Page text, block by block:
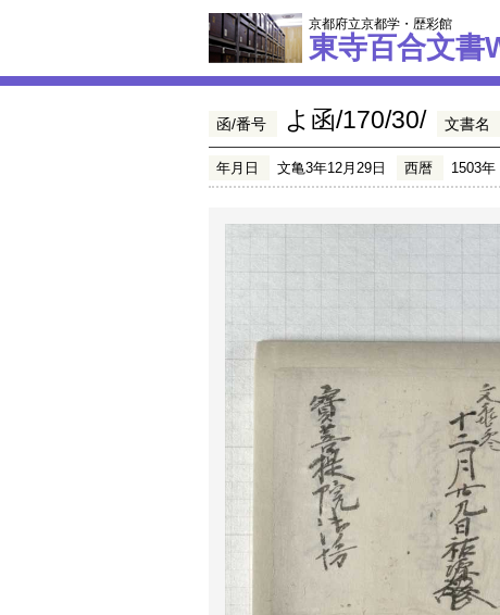
京都府立京都学・歴彩館
東寺百合文書
函/番号 よ函/170/30/ 文書名
年月日 文亀3年12月29日 西暦 1503年